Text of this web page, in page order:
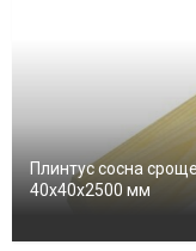
Плинтус сосна
40х40х2500 мм